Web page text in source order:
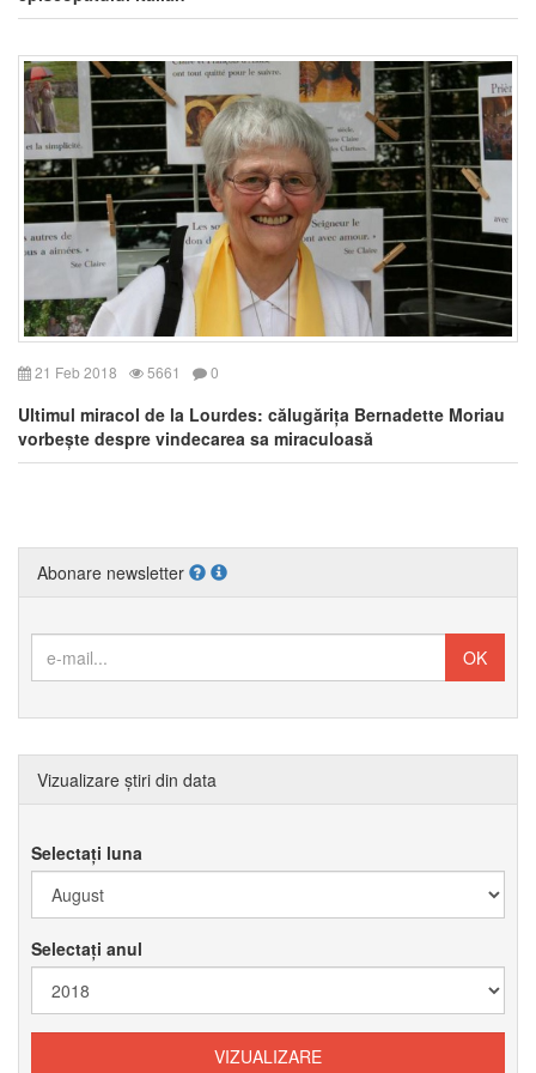
21 Feb 2018 5661 0
Ultimul miracol de la Lourdes: călugărița Bernadette Moriau
vorbește despre vindecarea sa miraculoasă
Abonare newsletter
Vizualizare știri din data
Selectați luna
Selectați anul